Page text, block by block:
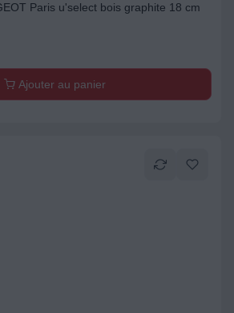
Paris u'select bois graphite 18 cm
Ajouter au panier